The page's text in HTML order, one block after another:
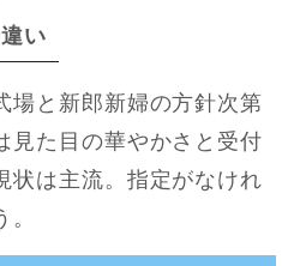
い
場と新郎新婦の方針次第
見た目の華やかさと受付
状は主流。指定がなけれ